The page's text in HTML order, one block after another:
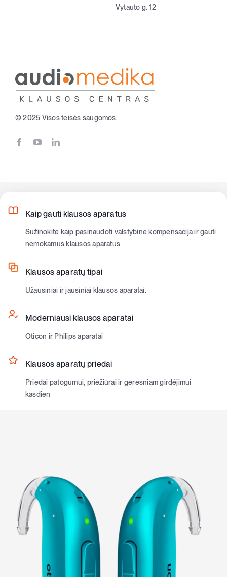
Vytauto g. 12
© 2025 Visos teisės saugomos.
Kaip gauti klausos aparatus
Sužinokite kaip pasinaudoti valstybine kompensacija ir gauti
nemokamus klausos aparatus
Klausos aparatų tipai
Užausiniai ir įausiniai klausos aparatai.
Moderniausi klausos aparatai
Oticon ir Philips aparatai
Klausos aparatų priedai
Priedai patogumui, priežiūrai ir geresniam girdėjimui
kasdien